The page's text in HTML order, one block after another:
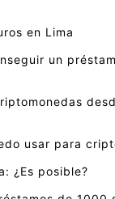
en Lima
un
usar para
¿Es posible?